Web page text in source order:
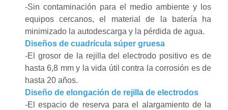
-Sin contaminación para el medio ambiente y los
equipos cercanos, el material de la batería ha
minimizado la autodescarga y la pérdida de agua.
Diseños de cuadrícula súper gruesa
-El grosor de la rejilla del electrodo positivo es de
hasta 6,8 mm y la vida útil contra la corrosión es de
hasta 20 años.
Diseño de elongación de rejilla de electrodos
-El espacio de reserva para el alargamiento de la